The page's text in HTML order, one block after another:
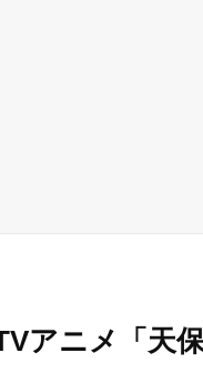
アニメ「天